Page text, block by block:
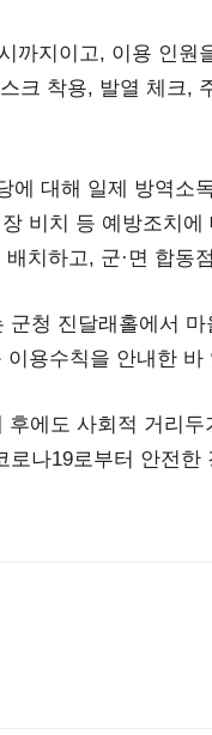
까지이고, 이용 인원
크 착용, 발열 체크,
에 대해 일제 방역소
비치 등 예방조치
배치하고, 군·면 합
군청 진달래홀에서
용수칙을 안내한 바
후에도 사회적 거리
로나19로부터 안전